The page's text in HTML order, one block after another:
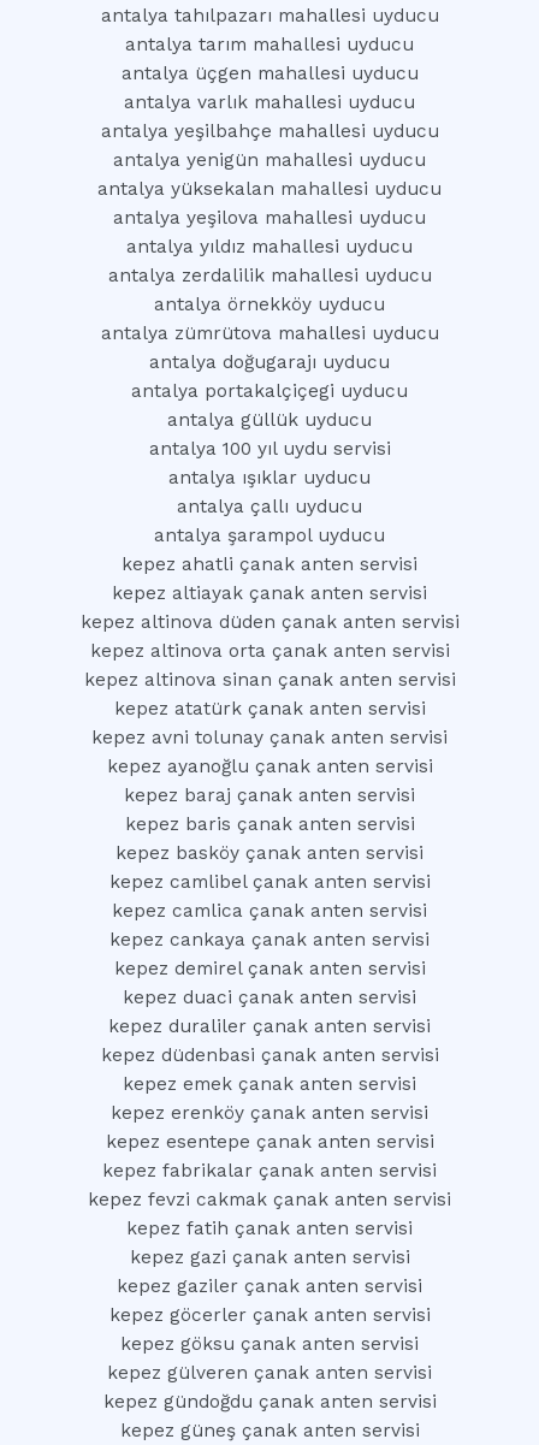
antalya tahılpazarı mahallesi uyducu
antalya tarım mahallesi uyducu
antalya üçgen mahallesi uyducu
antalya varlık mahallesi uyducu
antalya yeşilbahçe mahallesi uyducu
antalya yenigün mahallesi uyducu
antalya yüksekalan mahallesi uyducu
antalya yeşilova mahallesi uyducu
antalya yıldız mahallesi uyducu
antalya zerdalilik mahallesi uyducu
antalya örnekköy uyducu
antalya zümrütova mahallesi uyducu
antalya doğugarajı uyducu
antalya portakalçiçegi uyducu
antalya güllük uyducu
antalya 100 yıl uydu servisi
antalya ışıklar uyducu
antalya çallı uyducu
antalya şarampol uyducu
kepez ahatli çanak anten servisi
kepez altiayak çanak anten servisi
kepez altinova düden çanak anten servisi
kepez altinova orta çanak anten servisi
kepez altinova sinan çanak anten servisi
kepez atatürk çanak anten servisi
kepez avni tolunay çanak anten servisi
kepez ayanoğlu çanak anten servisi
kepez baraj çanak anten servisi
kepez baris çanak anten servisi
kepez basköy çanak anten servisi
kepez camlibel çanak anten servisi
kepez camlica çanak anten servisi
kepez cankaya çanak anten servisi
kepez demirel çanak anten servisi
kepez duaci çanak anten servisi
kepez duraliler çanak anten servisi
kepez düdenbasi çanak anten servisi
kepez emek çanak anten servisi
kepez erenköy çanak anten servisi
kepez esentepe çanak anten servisi
kepez fabrikalar çanak anten servisi
kepez fevzi cakmak çanak anten servisi
kepez fatih çanak anten servisi
kepez gazi çanak anten servisi
kepez gaziler çanak anten servisi
kepez göcerler çanak anten servisi
kepez göksu çanak anten servisi
kepez gülveren çanak anten servisi
kepez gündoğdu çanak anten servisi
kepez güneş çanak anten servisi